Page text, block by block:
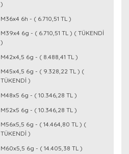
)
M36x4 6h - ( 6.710,51 TL )
M39x4 6g - ( 6.710,51 TL ) ( TÜKENDİ
)
M42x4,5 6g - ( 8.488,41 TL )
M45x4,5 6g - ( 9.328,22 TL ) (
TÜKENDİ )
M48x5 6g - ( 10.346,28 TL )
M52x5 6g - ( 10.346,28 TL )
M56x5,5 6g - ( 14.464,80 TL ) (
TÜKENDİ )
M60x5,5 6g - ( 14.405,38 TL )